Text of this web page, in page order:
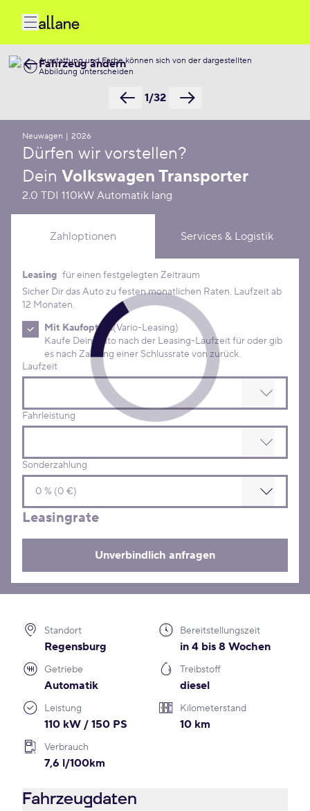
Ausstattung und Farbe können sich von der dargestellten
Abbildung unterscheiden
1/32
Fahrzeug ändern
Neuwagen | 2026
Dürfen wir vorstellen?
Dein Volkswagen Transporter
2.0 TDI 110kW Automatik lang
Zahloptionen Services & Logistik
Leasing Konditionen
Leasing für einen festgelegten Zeitraum
Sicher Dir das Auto zu festen monatlichen Raten. Laufzeit ab
12 Monaten.
Mit Kaufoption(Vario-Leasing)
Kaufe Dein Auto nach der Leasing-Laufzeit für oder gib
es nach Zahlung einer Schlussrate von zurück.
Laufzeit
Fahrleistung
Sonderzahlung
Leasingrate
Unverbindlich anfragen
Standort
Regensburg
Bereitstellungszeit
in 4 bis 8 Wochen
Getriebe
Automatik
Treibstoff
diesel
Leistung
110 kW / 150 PS
Kilometerstand
10 km
Verbrauch
7,6 l/100km
Fahrzeugdaten